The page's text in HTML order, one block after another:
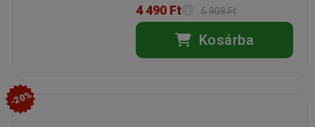
4 490 Ft 6 908 Ft
Kosárba
-20%